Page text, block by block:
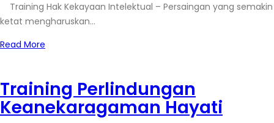
Training Hak Kekayaan Intelektual – Persaingan yang semakin
ketat mengharuskan…
Read More
Training Perlindungan
Keanekaragaman Hayati